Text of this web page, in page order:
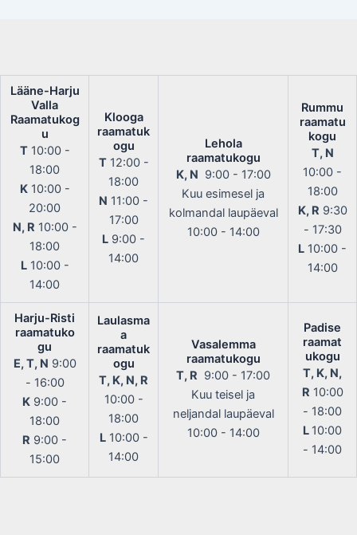
Lääne-Harju
Valla
Raamatukog
u
T10:00 -
18:00
K10:00 -
20:00
N, R 10:00 -
18:00
L10:00 -
14:00
Klooga
raamatuk
ogu
T12:00 -
18:00
N 11:00 -
17:00
L 9:00 -
14:00
Lehola
raamatukogu
K, N 9:00 - 17:00
Kuu esimesel ja
kolmandal laupäeval
10:00 - 14:00
Rummu
raamatu
kogu
T, N
10:00 -
18:00
K, R 9:30
- 17:30
L 10:00 -
14:00
Harju-Risti
raamatuko
gu
E, T, N 9:00
- 16:00
K 9:00 -
18:00
R 9:00 -
15:00
Laulasma
a
raamatuk
ogu
T, K, N, R
10:00 -
18:00
L10:00 -
14:00
Vasalemma
raamatukogu
T, R 9:00 - 17:00
Kuu teisel ja
neljandal laupäeval
10:00 - 14:00
Padise
raamat
ukogu
T, K, N,
R 10:00
- 18:00
L 10:00
- 14:00